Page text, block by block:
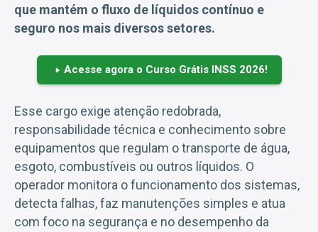
que mantém o fluxo de líquidos contínuo e
seguro nos mais diversos setores.
Acesse agora o Curso Grátis INSS 2026!
Esse cargo exige atenção redobrada,
responsabilidade técnica e conhecimento sobre
equipamentos que regulam o transporte de água,
esgoto, combustíveis ou outros líquidos. O
operador monitora o funcionamento dos sistemas,
detecta falhas, faz manutenções simples e atua
com foco na segurança e no desempenho da